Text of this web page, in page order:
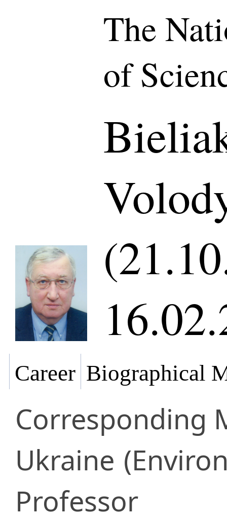
The
of
Career Biographical
Corresponding
Ukraine
Professor